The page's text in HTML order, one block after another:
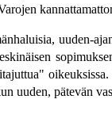
uuden-
uuden, pätevän